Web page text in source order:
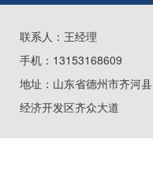
联系人：王经理
手机：13153168609
地址：山东省德州市齐河县
经济开发区齐众大道